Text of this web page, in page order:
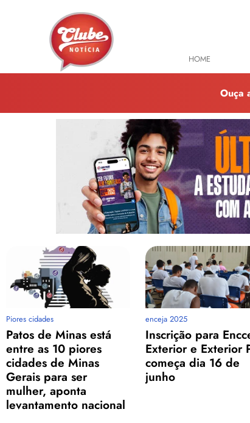
HOME
Ouça
Piores cidades
Patos de Minas está
entre as 10 piores
cidades de Minas
Gerais para ser
mulher, aponta
levantamento nacional
enceja 2025
Inscrição para
Exterior e Exterior
começa dia 16 de
junho